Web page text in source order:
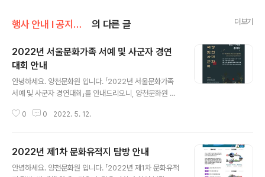
행사 안내 Ι 공지사항/공지사항 의 다른 글 더보기
2022년 서울문화가족 서예 및 사군자 경연
대회 안내
안녕하세요. 양천문화원 입니다. 「2022년 서울문화가족
서예 및 사군자 경연대회」를 안내드리오니, 양천문화원 수
최사 안내 바로가기 http://www.seoulccf.or.kr/open
2&currRow=1&scType=TITLE&srch_input=
0 0 2022. 5. 12.
2022년 제1차 문화유적지 탐방 안내
안녕하세요. 양천문화원 입니다. 「2022년 제1차 문화유적